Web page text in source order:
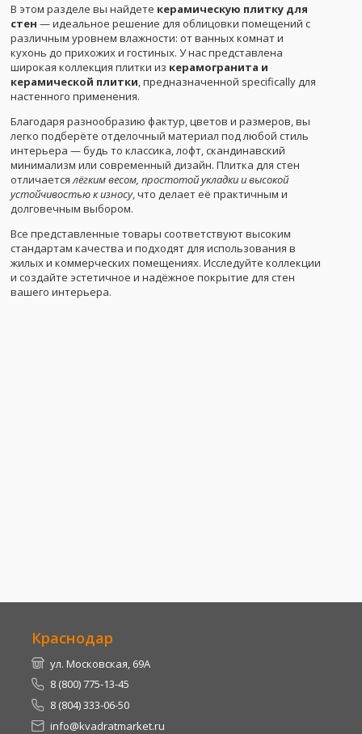
В этом разделе вы найдете керамическую плитку для
стен — идеальное решение для облицовки помещений с
различным уровнем влажности: от ванных комнат и
кухонь до прихожих и гостиных. У нас представлена
широкая коллекция плитки из керамогранита и
керамической плитки , предназначенной specifically для
настенного применения.
Благодаря разнообразию фактур, цветов и размеров, вы
легко подберёте отделочный материал под любой стиль
интерьера — будь то классика, лофт, скандинавский
минимализм или современный дизайн. Плитка для стен
отличается лёгким весом, простотой укладки и высокой
устойчивостью к износу, что делает её практичным и
долговечным выбором.
Все представленные товары соответствуют высоким
стандартам качества и подходят для использования в
жилых и коммерческих помещениях. Исследуйте коллекции
и создайте эстетичное и надёжное покрытие для стен
вашего интерьера.
Краснодар
ул. Московская, 69А
8 (800) 775-13-45
8 (804) 333-06-50
info@kvadratmarket.ru